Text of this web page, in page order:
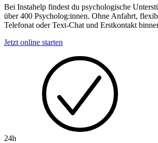
Bei Instahelp findest du psychologische
über 400 Psycholog:innen. Ohne Anfahrt,
Telefonat oder Text-Chat und Erstkontakt
Jetzt online starten
24h